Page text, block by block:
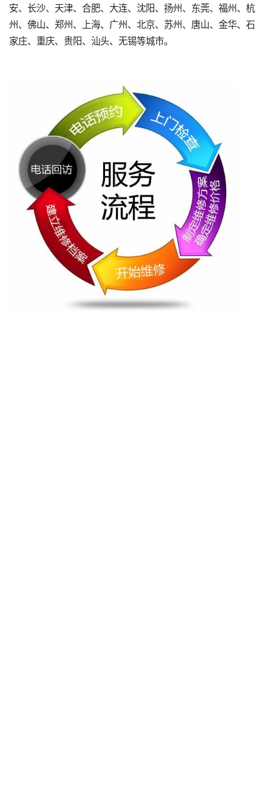
安、长沙、天津、合肥、大连、沈阳、扬州、东莞、福州、杭
州、佛山、郑州、上海、广州、北京、苏州、唐山、金华、石
家庄、重庆、贵阳、汕头、无锡等城市。